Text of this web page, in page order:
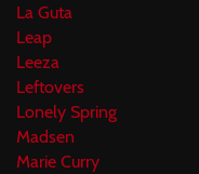
La Guta
Leap
Leeza
Leftovers
Lonely Spring
Madsen
Marie Curry